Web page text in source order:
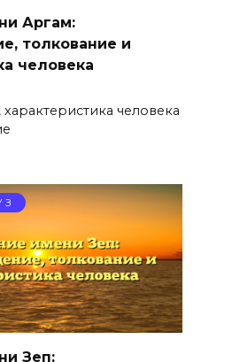
Аргам:
толкование и
человека
человека
З
Зеп: